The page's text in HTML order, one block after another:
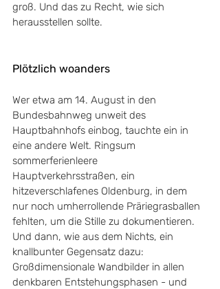
groß. Und das zu Recht, wie sich
herausstellen sollte.
Plötzlich woanders
Wer etwa am 14. August in den
Bundesbahnweg unweit des
Hauptbahnhofs einbog, tauchte ein in
eine andere Welt. Ringsum
sommerferienleere
Hauptverkehrsstraßen, ein
hitzeverschlafenes Oldenburg, in dem
nur noch umherrollende Präriegrasballen
fehlten, um die Stille zu dokumentieren.
Und dann, wie aus dem Nichts, ein
knallbunter Gegensatz dazu:
Großdimensionale Wandbilder in allen
denkbaren Entstehungsphasen - und